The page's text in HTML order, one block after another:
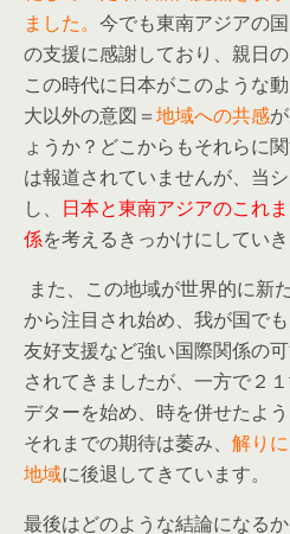
ました。 今でも東南アジアの
の支援に感謝しており、親日
この時代に日本がこのような
大以外の意図＝地域への共感
ょうか？どこからもそれらに
は報道されていませんが、当
し、 日本と東南アジアのこれ
係を考えるきっかけにしていき
また、この地域が世界的に新
から注目され始め、我が国で
友好支援など強い国際関係の
されてきましたが、一方で２
デターを始め、時を併せたよ
それまでの期待は萎み、 解り
地域に後退してきています。
最後はどのような結論になるか